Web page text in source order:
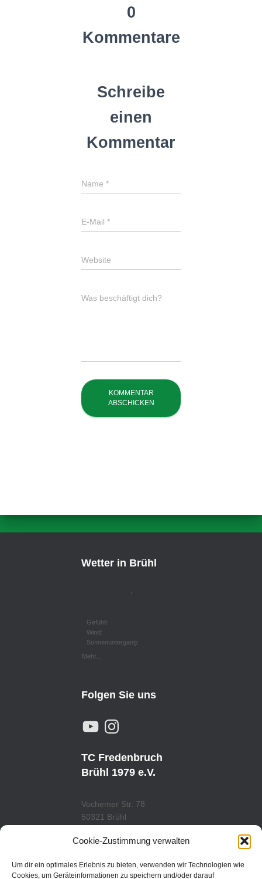
Cookie-Zustimmung verwalten
Um dir ein optimales Erlebnis zu bieten, verwenden wir Technologien wie
Cookies, um Geräteinformationen zu speichern und/oder darauf
0
Kommentare
Schreibe
einen
Kommentar
Name *
E-Mail *
Website
Was beschäftigt dich?
Wetter in Brühl
Gefühlt:
Wind:
Sonnenuntergang:
Mehr...
Folgen Sie uns
Y
O
U
B
E
N
A
G
R
A
TC Fredenbruch
Brühl 1979 e.V.
Vochemer Str. 78
50321 Brühl
www.tcfredenbruch.de